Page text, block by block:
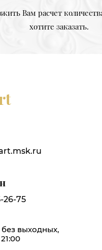
Вам расчет
хотите заказать.
26-75
выходных,